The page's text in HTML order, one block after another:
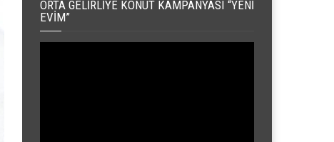
ORTA GELIRLIYE KONUT KAMPANYASI “YENI
EVIM”